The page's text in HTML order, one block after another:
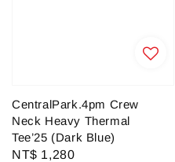
CentralPark.4pm Crew
Neck Heavy Thermal
Tee’25 (Dark Blue)
Regular
NT$ 1,280